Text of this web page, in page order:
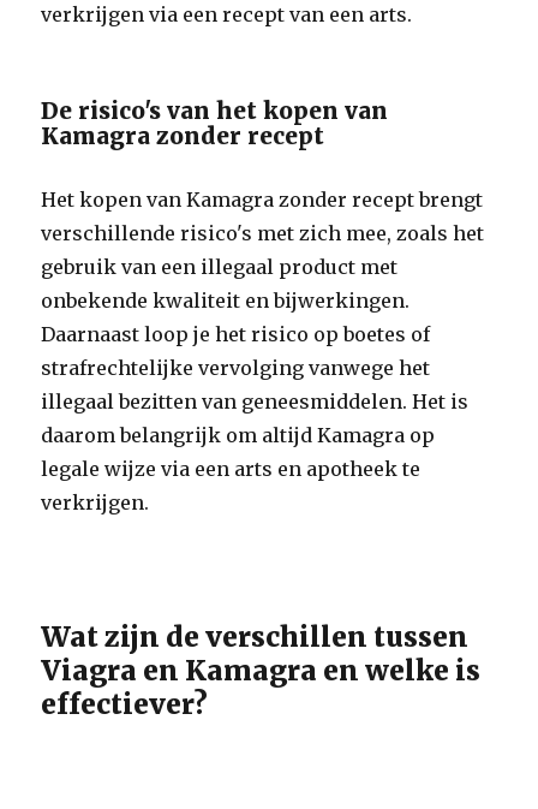
verkrijgen via een recept van een arts.
De risico's van het kopen van
Kamagra zonder recept
Het kopen van Kamagra zonder recept brengt
verschillende risico's met zich mee, zoals het
gebruik van een illegaal product met
onbekende kwaliteit en bijwerkingen.
Daarnaast loop je het risico op boetes of
strafrechtelijke vervolging vanwege het
illegaal bezitten van geneesmiddelen. Het is
daarom belangrijk om altijd Kamagra op
legale wijze via een arts en apotheek te
verkrijgen.
Wat zijn de verschillen tussen
Viagra en Kamagra en welke is
effectiever?